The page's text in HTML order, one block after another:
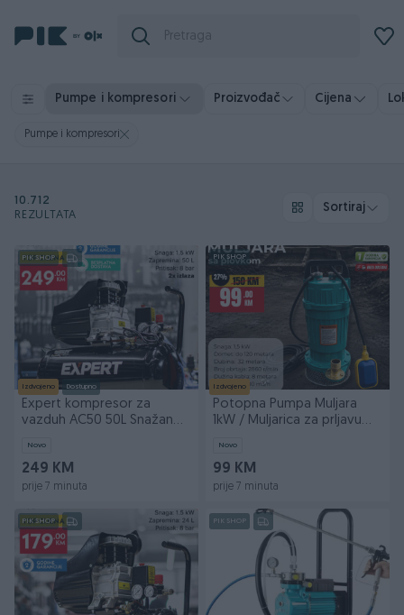
Pumpe i kompresori Proizvođač Cijena
Pumpe i kompresori
10.712
REZULTATA
Sortiraj
PIK SHOP
Izdvojeno Dostupno
Expert kompresor za
vazduh AC50 50L Snažan
Novo
249 KM
prije 7 minuta
PIK SHOP
Izdvojeno
Potopna Pumpa Muljara
1kW / Muljarica za prljavu
Novo
99 KM
prije 7 minuta
PIK SHOP PIK SHOP